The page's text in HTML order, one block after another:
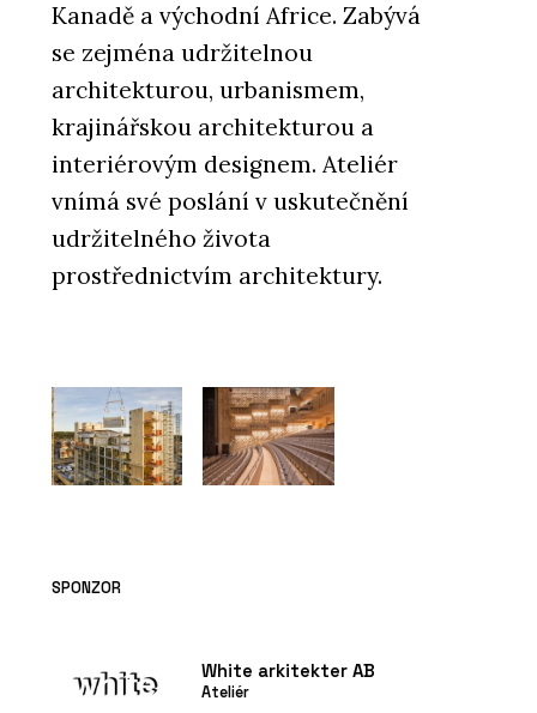
Kanadě a východní Africe. Zabývá
se zejména udržitelnou
architekturou, urbanismem,
krajinářskou architekturou a
interiérovým designem. Ateliér
vnímá své poslání v uskutečnění
udržitelného života
prostřednictvím architektury.
SPONZOR
White arkitekter AB
Ateliér